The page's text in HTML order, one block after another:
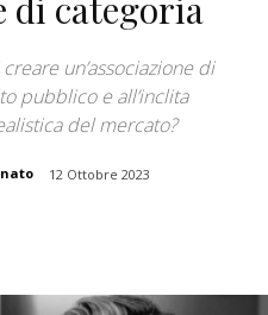
un’associazione di
pubblico e all’inclita
del mercato?
12 Ottobre 2023